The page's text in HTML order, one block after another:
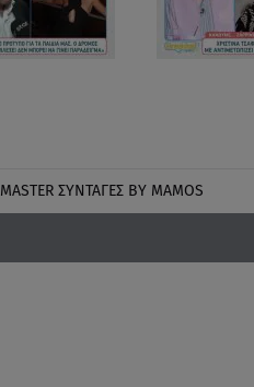
MASTER ΣΥΝΤΑΓΈΣ BY MAMOS